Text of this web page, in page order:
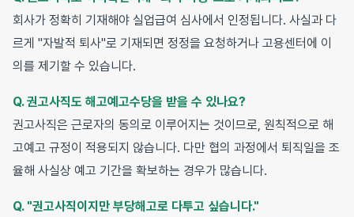
회사가 정확히 기재해야 실업급여 심사에서 인정됩니다. 사실과 다
르게 "자발적 퇴사"로 기재되면 정정을 요청하거나 고용센터에 이
의를 제기할 수 있습니다.
Q. 권고사직도 해고예고수당을 받을 수 있나요?
권고사직은 근로자의 동의로 이루어지는 것이므로, 원칙적으로 해
고예고 규정이 적용되지 않습니다. 다만 협의 과정에서 퇴직일을 조
율해 사실상 예고 기간을 확보하는 경우가 많습니다.
Q. "권고사직이지만 부당해고로 다투고 싶습니다."